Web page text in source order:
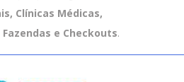
Clínicas Médicas,
e Checkouts.